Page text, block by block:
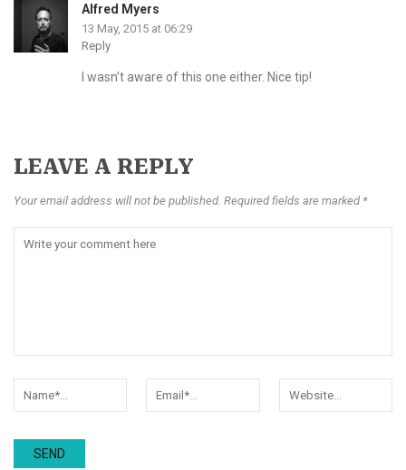
Alfred Myers
13 May, 2015 at 06:29
Reply
I wasn’t aware of this one either. Nice tip!
LEAVE A REPLY
Your email address will not be published. Required fields are marked *